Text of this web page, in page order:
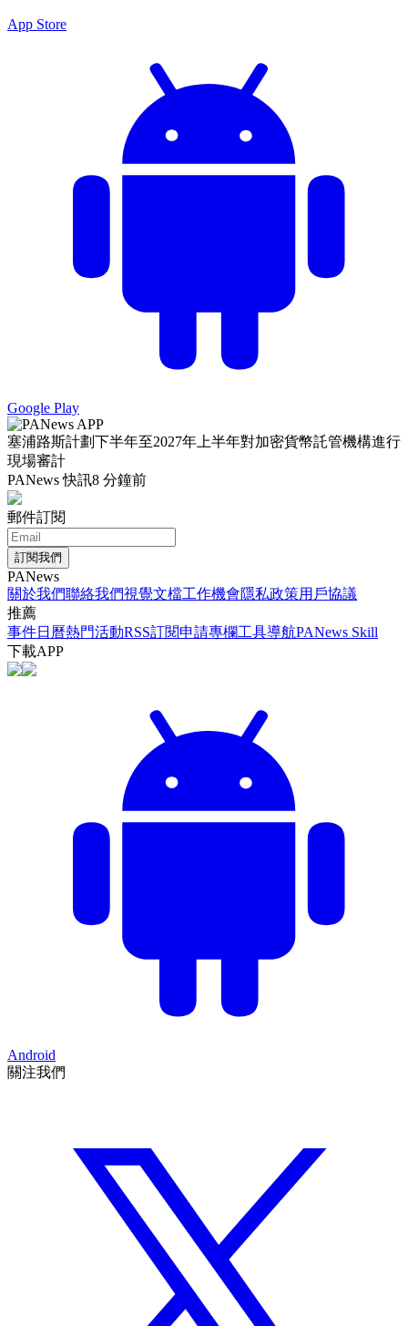
App Store
Google Play
塞浦路斯計劃下半年至2027年上半年對加密貨幣託管機構進行
現場審計
PANews 快訊8 分鐘前
郵件訂閱
訂閱我們
PANews
關於我們聯絡我們視覺文檔工作機會隱私政策用戶協議
推薦
事件日曆熱門活動RSS訂閱申請專欄工具導航PANews Skill
下載APP
Android
關注我們